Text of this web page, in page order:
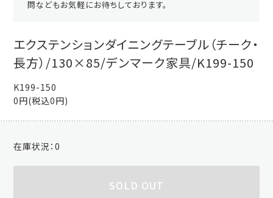
問などもお気軽にお待ちしております。
エクステンションダイニングテーブル（チーク・
長方）/130×85/デンマーク家具/K199-150
K199-150
0円(税込0円)
在庫状況：0
SOLD OUT